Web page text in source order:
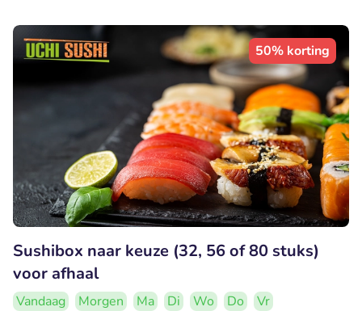
50% korting
Sushibox naar keuze (32, 56 of 80 stuks)
voor afhaal
Vandaag Morgen Ma Di Wo Do
Vr